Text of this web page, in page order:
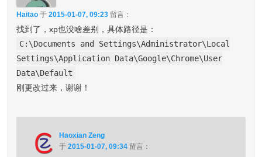
Haitao 于2015-01-07, 09:23 留言：
找到了，xp也没啥差别，具体路径是：
C:\Documents and Settings\Administrator\Local
Settings\Application Data\Google\Chrome\User
Data\Default
刚更改过来，谢谢！
Haoxian Zeng
于2015-01-07, 09:34 留言：